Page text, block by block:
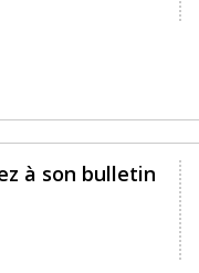
à son bulletin